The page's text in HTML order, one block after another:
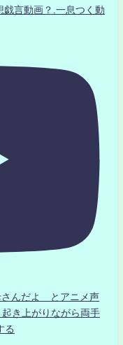
言動画？.一息つく動
んだよ とアニメ声
き上がりながら両手
る